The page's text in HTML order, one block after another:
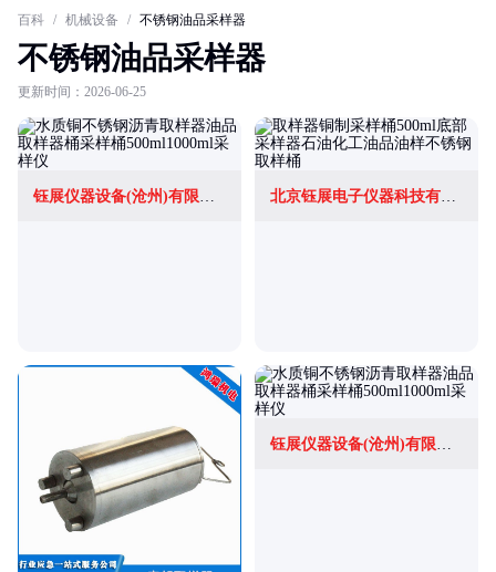
百科 / 机械设备 / 不锈钢油品采样器
不锈钢油品采样器
更新时间：2026-06-25
钰展仪器设备(沧州)有限公司 北京钰展电子仪器科技有限公司